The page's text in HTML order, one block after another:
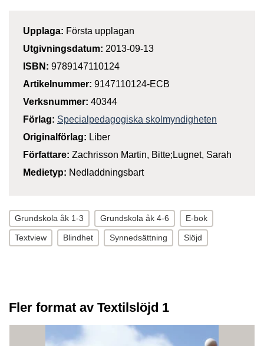
Upplaga: Första upplagan
Utgivningsdatum: 2013-09-13
ISBN: 9789147110124
Artikelnummer: 9147110124-ECB
Verksnummer: 40344
Förlag: Specialpedagogiska skolmyndigheten
Originalförlag: Liber
Författare: Zachrisson Martin, Bitte;Lugnet, Sarah
Medietyp: Nedladdningsbart
Grundskola åk 1-3 Grundskola åk 4-6 E-bok
Textview Blindhet Synnedsättning Slöjd
Fler format av Textilslöjd 1